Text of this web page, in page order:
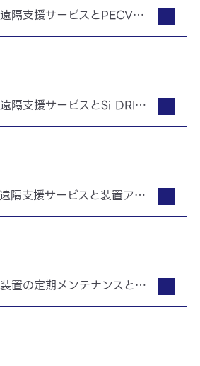
SPT通信 vol.19 | 遠隔支援サービスとPECVD装置「Cetus」のご紹介
SPT通信 vol.18 | 遠隔支援サービスとSi DRIE装置「Predeus」のご紹介
SPT通信 vol.17 | 遠隔支援サービスと装置アフターサポートのご案内
SPT通信 vol.16 | 装置の定期メンテナンスと遠隔支援サービスのご案内